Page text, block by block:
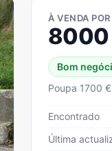
À VENDA POR
8000
Bom
Poupa 1700
Encontrado
Última